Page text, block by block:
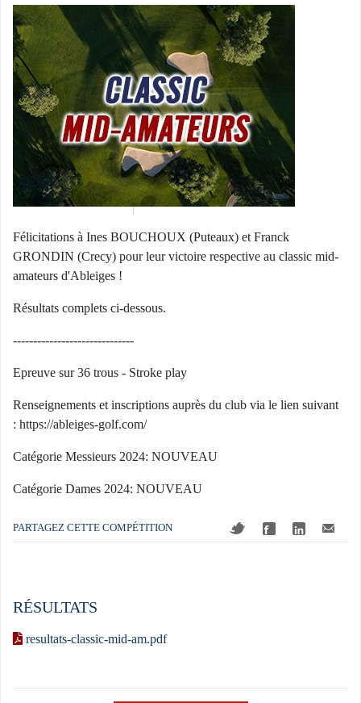
Félicitations à Ines BOUCHOUX (Puteaux) et Franck
GRONDIN (Crecy) pour leur victoire respective au classic mid-
amateurs d'Ableiges !
Résultats complets ci-dessous.
------------------------------
Epreuve sur 36 trous - Stroke play
Renseignements et inscriptions auprès du club via le lien suivant
: https://ableiges-golf.com/
Catégorie Messieurs 2024: NOUVEAU
Catégorie Dames 2024: NOUVEAU
PARTAGEZ CETTE COMPÉTITION
RÉSULTATS
resultats-classic-mid-am.pdf